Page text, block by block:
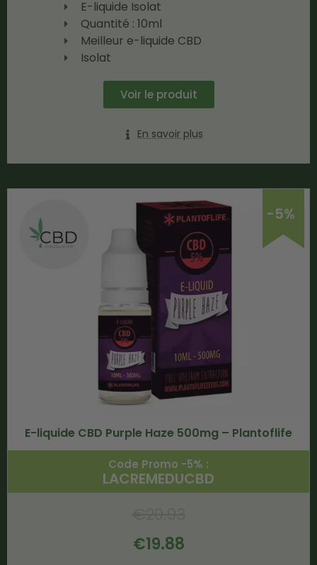
E-liquide Isolat
Quantité : 10ml
Meilleur e-liquide CBD
Isolat
Voir le produit
En savoir plus
-5%
E-liquide CBD Purple Haze 500mg – Plantoflife
Code Promo -5% :
LACREMEDUCBD
€19.88